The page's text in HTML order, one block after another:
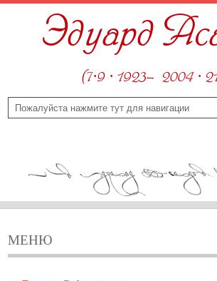
Эдуард
(7·9 · 1923—2004 ·
МЕНЮ